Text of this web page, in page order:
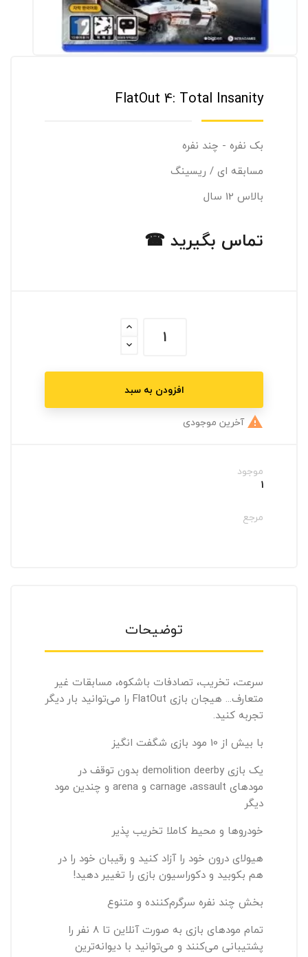
FlatOut 4: Total Insanity
بک نفره - چند نفره
مسابقه ای / ریسینگ
بالاس 12 سال
تماس بگیرید ☎
افزودن به سبد
 آخرین موجودی
موجود
1
مرجع
توضیحات
سرعت، تخریب، تصادفات باشکوه، مسابقات غیر
متعارف... هیجان بازی FlatOut را می‌توانید بار دیگر
تجربه کنید.
با بیش از 10 مود بازی شگفت انگیز
یک بازیdemolition deerby بدون توقف در
مودهای assault، carnage و arena و چندین مود
دیگر
خودروها و محیط کاملا تخریب پذیر
هیولای درون خود را آزاد کنید و رقیبان خود را در
هم بکوبید و دکوراسیون بازی را تغییر دهید!
بخش چند نفره سرگرم‌کننده و متنوع
تمام مودهای بازی به صورت آنلاین تا 8 نفر را
پشتیبانی می‌کنند و می‌توانید با دیوانه‌ترین